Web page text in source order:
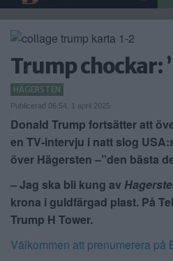
Trump chockar:
HÄGERSTEN
Publicerad 06:54, 1 april 2025
Donald Trump fortsätter att
en TV-intervju i natt slog
över Hägersten –”den bästa
– Jag ska bli kung av
krona i guldfärgad plast. På
Trump H Tower.
Välkommen att prenumerera på